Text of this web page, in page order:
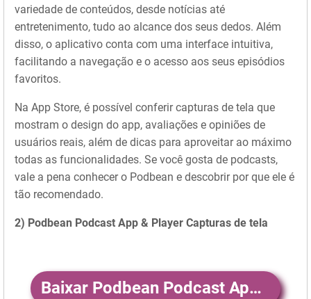
variedade de conteúdos, desde notícias até
entretenimento, tudo ao alcance dos seus dedos. Além
disso, o aplicativo conta com uma interface intuitiva,
facilitando a navegação e o acesso aos seus episódios
favoritos.
Na App Store, é possível conferir capturas de tela que
mostram o design do app, avaliações e opiniões de
usuários reais, além de dicas para aproveitar ao máximo
todas as funcionalidades. Se você gosta de podcasts,
vale a pena conhecer o Podbean e descobrir por que ele é
tão recomendado.
2) Podbean Podcast App & Player Capturas de tela
Baixar Podbean Podcast App & Player